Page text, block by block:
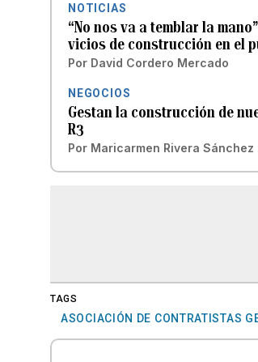
NOTICIAS
“No nos va a temblar la
vicios de construcción en el
Por David Cordero Mercado
NEGOCIOS
Gestan la construcción de
R3
Por Maricarmen Rivera Sánchez
TAGS
ASOCIACIÓN DE CONTRATISTAS